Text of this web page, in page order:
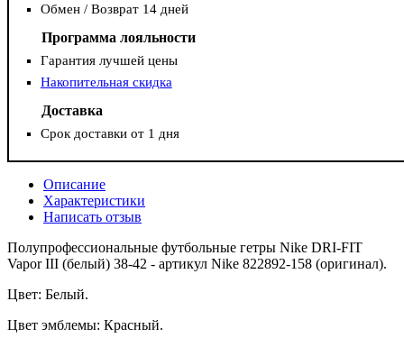
Обмен / Возврат 14 дней
Программа лояльности
Гарантия лучшей цены
Накопительная скидка
Доставка
Срок доставки от 1 дня
Описание
Характеристики
Написать отзыв
Полупрофессиональные футбольные гетры Nike DRI-FIT
Vapor III (белый) 38-42 - артикул Nike 822892-158 (оригинал).
Цвет: Белый.
Цвет эмблемы: Красный.